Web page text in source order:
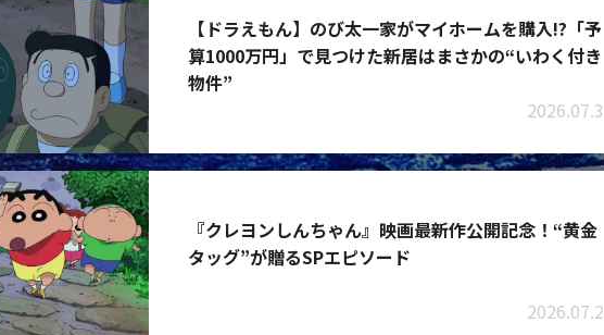
【ドラえもん】のび太一家がマイホームを購入!?「予
算1000万円」で見つけた新居はまさかの“いわく付き
物件”
『クレヨンしんちゃん』映画最新作公開記念！“黄金
タッグ”が贈るSPエピソード